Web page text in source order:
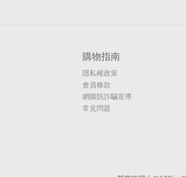
購物指南
隱私權政策
會員條款
網購防詐騙宣導
常見問題